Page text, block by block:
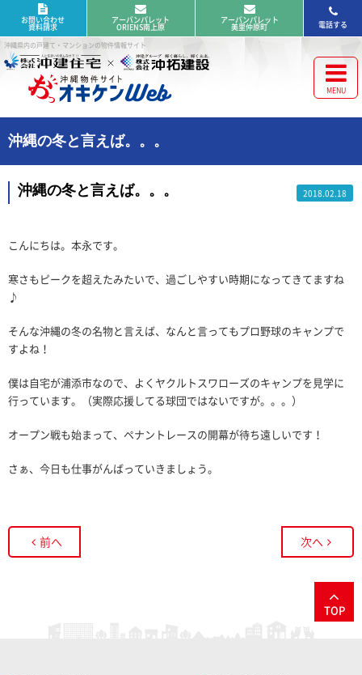
沖縄県内の戸建て・マンションの物件情報サイト
電話する
アーバンパレット
美里仲原町
アーバンパレット
ORIENS南上原
お問い合わせ
資料請求
沖縄の冬と言えば。。。
沖縄の冬と言えば。。。 2018.02.18
こんにちは。本永です。
寒さもピークを超えたみたいで、過ごしやすい時期になってきてますね
♪
そんな沖縄の冬の名物と言えば、なんと言ってもプロ野球のキャンプで
すよね！
僕は自宅が浦添市なので、よくヤクルトスワローズのキャンプを見学に
行っています。（実際応援してる球団ではないですが。。。）
オープン戦も始まって、ペナントレースの開幕が待ち遠しいです！
さぁ、今日も仕事がんばっていきましょう。
次へ
前へ
TOP